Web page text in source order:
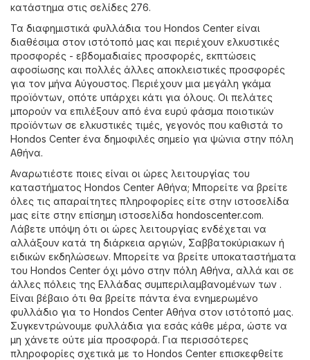
κατάστημα στις σελίδες 276.
Τα διαφημιστικά φυλλάδια του Hondos Center είναι
διαθέσιμα στον ιστότοπό μας και περιέχουν ελκυστικές
προσφορές - εβδομαδιαίες προσφορές, εκπτώσεις
αφοσίωσης και πολλές άλλες αποκλειστικές προσφορές
για τον μήνα Αύγουστος. Περιέχουν μια μεγάλη γκάμα
προϊόντων, οπότε υπάρχει κάτι για όλους. Οι πελάτες
μπορούν να επιλέξουν από ένα ευρύ φάσμα ποιοτικών
προϊόντων σε ελκυστικές τιμές, γεγονός που καθιστά το
Hondos Center ένα δημοφιλές σημείο για ψώνια στην πόλη
Αθήνα.
Αναρωτιέστε ποιες είναι οι ώρες λειτουργίας του
καταστήματος Hondos Center Αθήνα; Μπορείτε να βρείτε
όλες τις απαραίτητες πληροφορίες είτε στην ιστοσελίδα
μας είτε στην επίσημη ιστοσελίδα hondoscenter.com.
Λάβετε υπόψη ότι οι ώρες λειτουργίας ενδέχεται να
αλλάξουν κατά τη διάρκεια αργιών, Σαββατοκύριακων ή
ειδικών εκδηλώσεων. Μπορείτε να βρείτε υποκαταστήματα
του Hondos Center όχι μόνο στην πόλη Αθήνα, αλλά και σε
άλλες πόλεις της Ελλάδας συμπεριλαμβανομένων των .
Είναι βέβαιο ότι θα βρείτε πάντα ένα ενημερωμένο
φυλλάδιο για το Hondos Center Αθήνα στον ιστότοπό μας.
Συγκεντρώνουμε φυλλάδια για εσάς κάθε μέρα, ώστε να
μη χάνετε ούτε μία προσφορά. Για περισσότερες
πληροφορίες σχετικά με το Hondos Center επισκεφθείτε